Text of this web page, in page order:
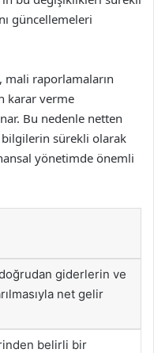
güncellemeleri
mali raporlamaların
karar verme
Bu nedenle netten
sürekli olarak
yönetimde önemli
giderlerin ve
net gelir
belirli bir